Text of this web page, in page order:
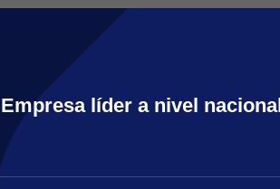
Empresa líder a nivel